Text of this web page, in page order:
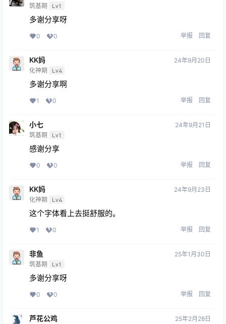
筑基期 Lv1
多谢分享呀
0 0 举报 回复
KK妈
化神期 Lv4
24年9月20日
多谢分享啊
1 0 举报 回复
小七
筑基期 Lv1
24年9月21日
感谢分享
0 0 举报 回复
KK妈
化神期 Lv4
24年9月23日
这个字体看上去挺舒服的。
1 0 举报 回复
非鱼
筑基期 Lv1
25年1月30日
多谢分享呀
0 0 举报 回复
芦花公鸡 25年2月28日